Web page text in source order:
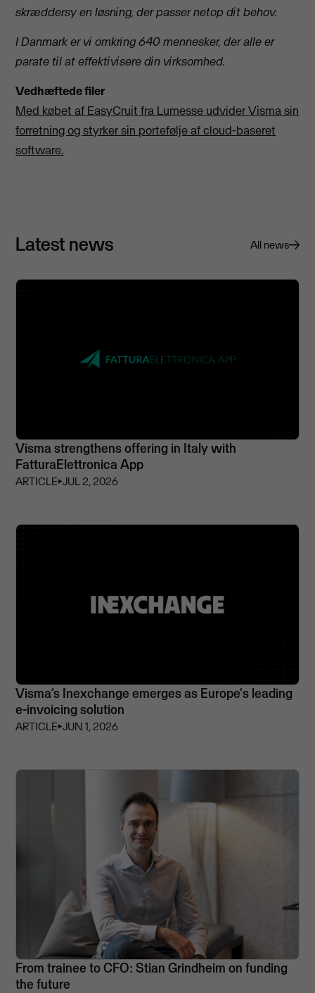
skræddersy en løsning, der passer netop dit behov.
I Danmark er vi omkring 640 mennesker, der alle er
parate til at effektivisere din virksomhed.
Vedhæftede filer
Med købet af EasyCruit fra Lumesse udvider Visma sin
forretning og styrker sin portefølje af cloud-baseret
software.
Latest news All news
Visma strengthens offering in Italy with
FatturaElettronica App
ARTICLE⏵JUL 2, 2026
Visma’s Inexchange emerges as Europe's leading
e-invoicing solution
ARTICLE⏵JUN 1, 2026
From trainee to CFO: Stian Grindheim on funding
the future